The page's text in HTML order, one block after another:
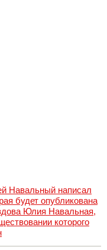
Навальный написал
будет опубликована
Юлия Навальная,
которого